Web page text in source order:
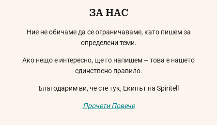
ЗА НАС
Ние не обичаме да се ограничаваме, като пишем за
определени теми.
Ако нещо е интересно, ще го напишем – това е нашето
единствено правило.
Благодарим ви, че сте тук, Екипът на Spiritell
Прочети Повече